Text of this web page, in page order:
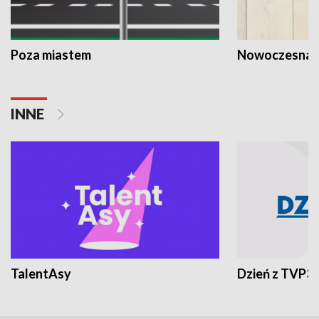
Poza miastem Nowoczesna
INNE
TalentAsy Dzień z TVP3